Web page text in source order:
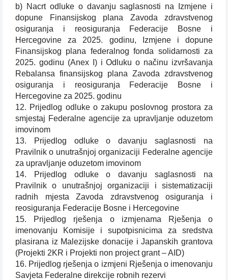
b) Nacrt odluke o davanju saglasnosti na Izmjene i
dopune Finansijskog plana Zavoda zdravstvenog
osiguranja i reosiguranja Federacije Bosne i
Hercegovine za 2025. godinu, Izmjene i dopune
Finansijskog plana federalnog fonda solidarnosti za
2025. godinu (Anex I) i Odluku o načinu izvršavanja
Rebalansa finansijskog plana Zavoda zdravstvenog
osiguranja i reosiguranja Federacije Bosne i
Hercegovine za 2025. godinu
12. Prijedlog odluke o zakupu poslovnog prostora za
smjestaj Federalne agencije za upravljanje oduzetom
imovinom
13. Prijedlog odluke o davanju saglasnosti na
Pravilnik o unutrašnjoj organizaciji Federalne agencije
za upravljanje oduzetom imovinom
14. Prijedlog odluke o davanju saglasnosti na
Pravilnik o unutrašnjoj organizaciji i sistematizaciji
radnih mjesta Zavoda zdravstvenog osiguranja i
reosiguranja Federacije Bosne i Hercegovine
15. Prijedlog rješenja o izmjenama Rješenja o
imenovanju Komisije i supotpisnicima za sredstva
plasirana iz Malezijske donacije i Japanskih grantova
(Projekti 2KR i Projekti non project grant – AID)
16. Prijedlog rješenja o izmjeni Rješenja o imenovanju
Savjeta Federalne direkcije robnih rezervi